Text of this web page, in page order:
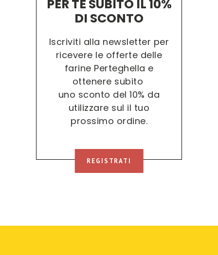
PER TE SUBITO IL 10%
DI SCONTO
Iscriviti alla newsletter per
ricevere le offerte delle
farine Perteghella e
ottenere subito
uno sconto del 10% da
utilizzare sul il tuo
prossimo ordine.
REGISTRATI